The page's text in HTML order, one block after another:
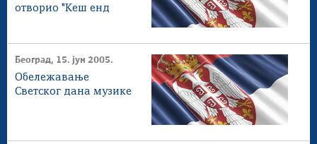
отворио "Кеш енд
Београд, 15. јун 2005.
Обележавање
Светског дана музике